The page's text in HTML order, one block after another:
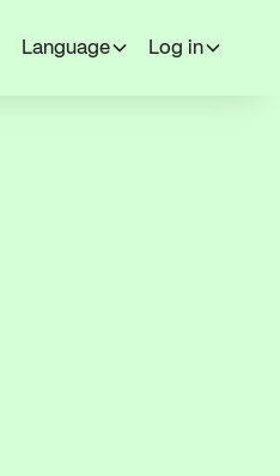
Language Log in